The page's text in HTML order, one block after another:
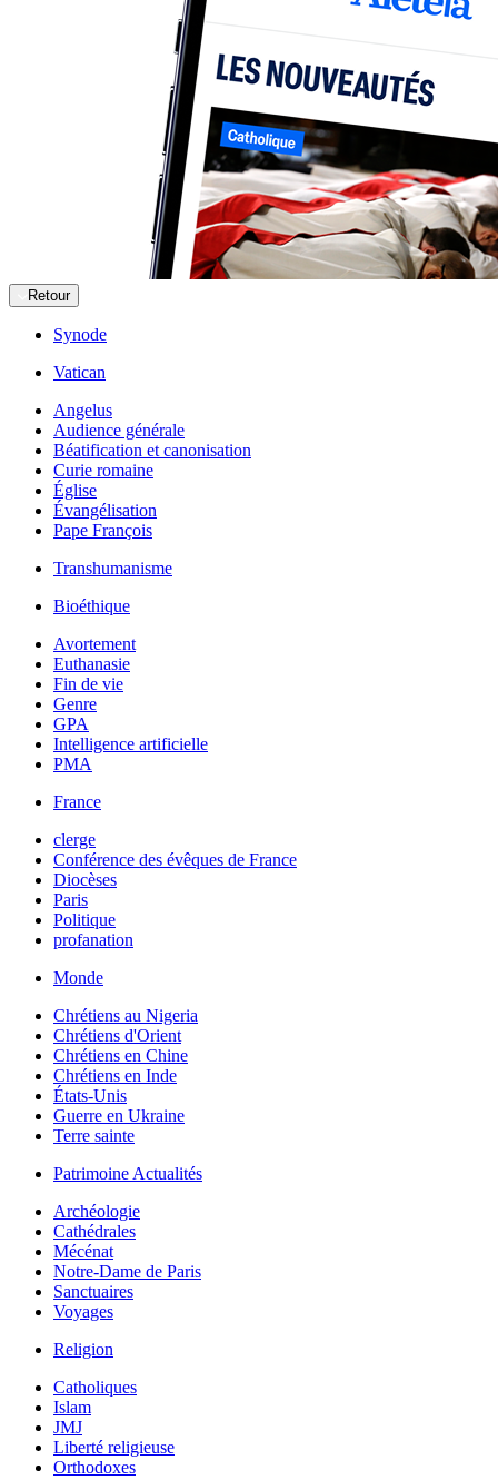
Retour
Synode
Vatican
Angelus
Audience générale
Béatification et canonisation
Curie romaine
Église
Évangélisation
Pape François
Transhumanisme
Bioéthique
Avortement
Euthanasie
Fin de vie
Genre
GPA
Intelligence artificielle
PMA
France
clerge
Conférence des évêques de France
Diocèses
Paris
Politique
profanation
Monde
Chrétiens au Nigeria
Chrétiens d'Orient
Chrétiens en Chine
Chrétiens en Inde
États-Unis
Guerre en Ukraine
Terre sainte
Patrimoine Actualités
Archéologie
Cathédrales
Mécénat
Notre-Dame de Paris
Sanctuaires
Voyages
Religion
Catholiques
Islam
JMJ
Liberté religieuse
Orthodoxes